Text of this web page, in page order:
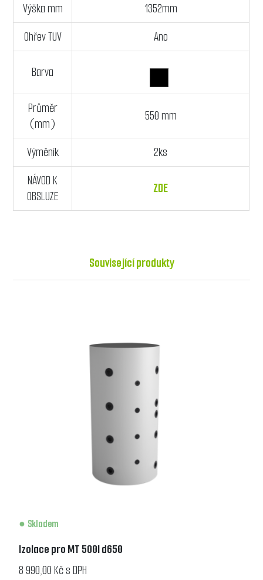
Výška mm
1352mm
Ohřev TUV
Ano
Barva
Průměr
(mm)
550 mm
Výměník
2ks
NÁVOD K
OBSLUZE
ZDE
Související produkty
Skladem
Izolace pro MT 500l d650
8 990,00 Kč s DPH